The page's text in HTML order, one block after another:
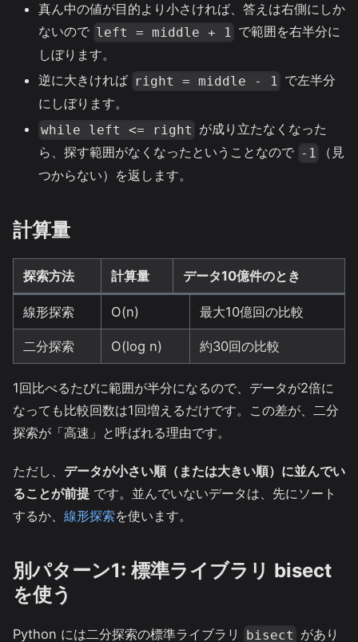
真ん中の値が目的より小さければ、答えは右側にしか
ないので left = middle + 1 で範囲を右半分に
しぼります。
逆に大きければ right = middle - 1 で左半分
にしぼります。
while left <= right が成り立たなくなった
ら、探す範囲がなくなったということなので -1
（見
つからない）を返します。
計算量
探索方法 計算量 データ10億件のとき
線形探索 O(n) 最大10億回の比較
二分探索 O(log n) 約30回の比較
1回比べるたびに範囲が半分になるので、データが2倍に
なっても比較回数は1回増えるだけです。この差が、二分
探索が「高速」と呼ばれる理由です。
ただし、 データが小さい順（または大きい順）に並んでい
ることが前提 です。並んでいないデータは、先にソート
するか、 線形探索を使います。
別パターン1: 標準ライブラリ bisect
を使う
Python には二分探索の標準ライブラリ bisect があり